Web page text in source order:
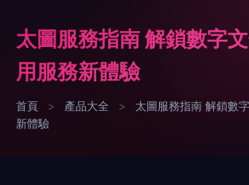
太圖服務指南 解鎖數字
用服務新體驗
首頁 > 產品大全 >
太圖服務指南 解鎖數
新體驗